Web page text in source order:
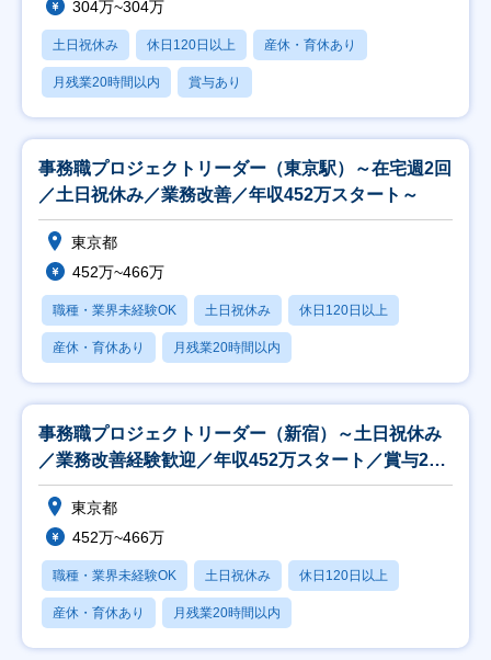
304万~304万
土日祝休み 休日120日以上 産休・育休あり
月残業20時間以内 賞与あり
事務職プロジェクトリーダー（東京駅）～在宅週2回
／土日祝休み／業務改善／年収452万スタート～
東京都
452万~466万
職種・業界未経験OK 土日祝休み 休日120日以上
産休・育休あり 月残業20時間以内
事務職プロジェクトリーダー（新宿）～土日祝休み
／業務改善経験歓迎／年収452万スタート／賞与2回
～
東京都
452万~466万
職種・業界未経験OK 土日祝休み 休日120日以上
産休・育休あり 月残業20時間以内